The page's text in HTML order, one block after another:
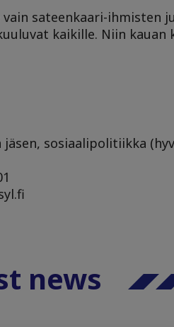
vain sateenkaari-ihmisten
kaikille. Niin
sosiaalipolitiikka
news